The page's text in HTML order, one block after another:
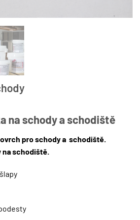
na schody a schodiště
pro schody a schodiště.
schodiště.